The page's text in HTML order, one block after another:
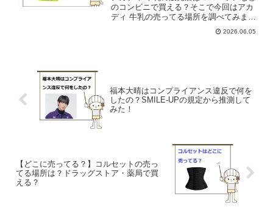
のコンビニで買える？そこで今回はアカ
ディ 牛乳の売ってる場所を調べてみまし
2026.06.05
福本大晴はコンプライアンス違反で何を
したの？SMILE-UPの規定から推測して
みた！
【どこに売ってる？】コルセットの売っ
てる場所は？ドラッグストア・薬局で買
える？